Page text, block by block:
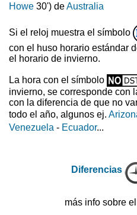
Howe 30') deAustralia
Si el reloj muestra el símbolo
con el huso horario estándar
el horario de invierno.
La hora con el símbolo
invierno, se corresponde con
con la diferencia de que no
todo el año, algunos ej.
Venezuela - Ecuador...
Diferencias
más info sobre